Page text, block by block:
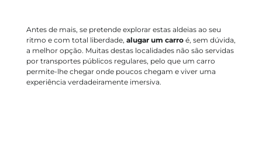
Antes de mais, se pretende explorar estas aldeias ao seu
ritmo e com total liberdade, alugar um carro é, sem dúvida,
a melhor opção. Muitas destas localidades não são servidas
por transportes públicos regulares, pelo que um carro
permite-lhe chegar onde poucos chegam e viver uma
experiência verdadeiramente imersiva.